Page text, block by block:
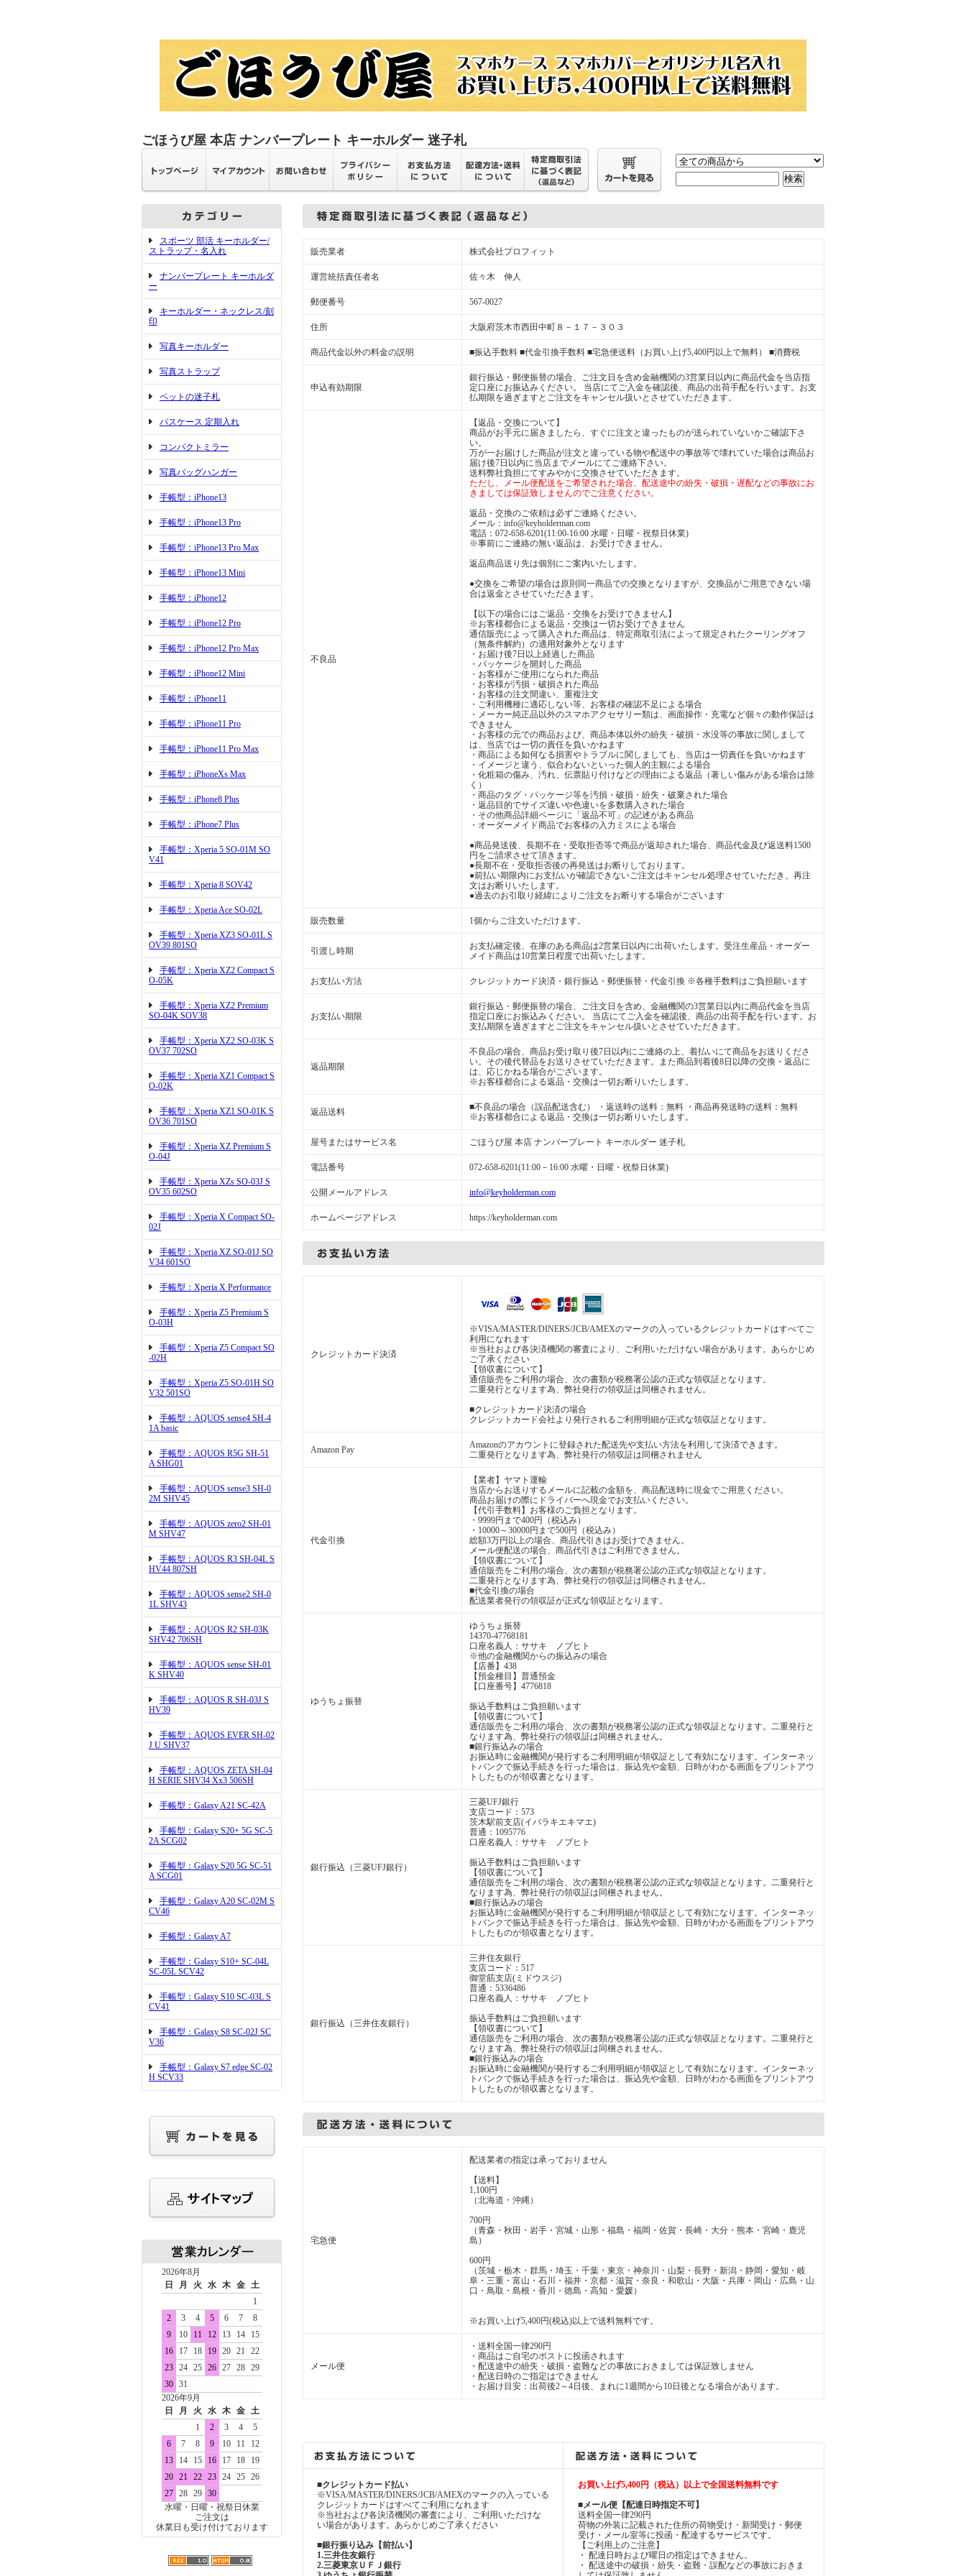
ごほうび屋 本店 ナンバープレート キーホルダー 迷子札
スポーツ 部活 キーホルダー/
ストラップ・名入れ
ナンバープレート キーホルダ
ー
キーホルダー・ネックレス/刻
印
写真キーホルダー
写真ストラップ
ペットの迷子札
パスケース 定期入れ
コンパクトミラー
写真バッグハンガー
手帳型：iPhone13
手帳型：iPhone13 Pro
手帳型：iPhone13 Pro Max
手帳型：iPhone13 Mini
手帳型：iPhone12
手帳型：iPhone12 Pro
手帳型：iPhone12 Pro Max
手帳型：iPhone12 Mini
手帳型：iPhone11
手帳型：iPhone11 Pro
手帳型：iPhone11 Pro Max
手帳型：iPhoneXs Max
手帳型：iPhone8 Plus
手帳型：iPhone7 Plus
手帳型：Xperia 5 SO-01M SO
V41
手帳型：Xperia 8 SOV42
手帳型：Xperia Ace SO-02L
手帳型：Xperia XZ3 SO-01L S
OV39 801SO
手帳型：Xperia XZ2 Compact S
O-05K
手帳型：Xperia XZ2 Premium
SO-04K SOV38
手帳型：Xperia XZ2 SO-03K S
OV37 702SO
手帳型：Xperia XZ1 Compact S
O-02K
手帳型：Xperia XZ1 SO-01K S
OV36 701SO
手帳型：Xperia XZ Premium S
O-04J
手帳型：Xperia XZs SO-03J S
OV35 602SO
手帳型：Xperia X Compact SO-
02J
手帳型：Xperia XZ SO-01J SO
V34 601SO
手帳型：Xperia X Performance
手帳型：Xperia Z5 Premium S
O-03H
手帳型：Xperia Z5 Compact SO
-02H
手帳型：Xperia Z5 SO-01H SO
V32 501SO
手帳型：AQUOS sense4 SH-4
1A basic
手帳型：AQUOS R5G SH-51
A SHG01
手帳型：AQUOS sense3 SH-0
2M SHV45
手帳型：AQUOS zero2 SH-01
M SHV47
手帳型：AQUOS R3 SH-04L S
HV44 807SH
手帳型：AQUOS sense2 SH-0
1L SHV43
手帳型：AQUOS R2 SH-03K
SHV42 706SH
手帳型：AQUOS sense SH-01
K SHV40
手帳型：AQUOS R SH-03J S
HV39
手帳型：AQUOS EVER SH-02
J U SHV37
手帳型：AQUOS ZETA SH-04
H SERIE SHV34 Xx3 506SH
手帳型：Galaxy A21 SC-42A
手帳型：Galaxy S20+ 5G SC-5
2A SCG02
手帳型：Galaxy S20 5G SC-51
A SCG01
手帳型：Galaxy A20 SC-02M S
CV46
手帳型：Galaxy A7
手帳型：Galaxy S10+ SC-04L
SC-05L SCV42
手帳型：Galaxy S10 SC-03L S
CV41
手帳型：Galaxy S8 SC-02J SC
V36
手帳型：Galaxy S7 edge SC-02
H SCV33
2026年8月
日
月 火 水 木 金
土
1
2
3 4 5 6 7
8
9
10 11 12 13 14
15
16
17 18 19 20 21
22
23
24 25 26 27 28
29
30
31
2026年9月
日
月 火 水 木 金
土
1
2 3 4
5
6
7 8 9 10 11
12
13
14 15 16 17 18
19
20
21 22 23 24 25
26
27
28 29
30
水曜・日曜・祝祭日休業
ご注文は
休業日も受け付けております
販売業者 株式会社プロフィット
運営統括責任者名 佐々木 伸人
郵便番号 567-0027
住所 大阪府茨木市西田中町８－１７－３０３
商品代金以外の料金の説明 ■振込手数料 ■代金引換手数料 ■宅急便送料（お買い上げ5,400円以上で無料） ■消費税
申込有効期限
銀行振込・郵便振替の場合、ご注文日を含め金融機関の3営業日以内に商品代金を当店指
定口座にお振込みください。 当店にてご入金を確認後、商品の出荷手配を行います。お支
払期限を過ぎますとご注文をキャンセル扱いとさせていただきます。
不良品
【返品・交換について】
商品がお手元に届きましたら、すぐに注文と違ったものが送られていないかご確認下さ
い。
万が一お届けした商品が注文と違っている物や配送中の事故等で壊れていた場合は商品お
届け後7日以内に当店までメールにてご連絡下さい。
送料弊社負担にてすみやかに交換させていただきます。
ただし、メール便配送をご希望された場合、配送途中の紛失・破損・遅配などの事故にお
きましては保証致しませんのでご注意ください。
返品・交換のご依頼は必ずご連絡ください。
メール：info@keyholderman.com
電話：072-658-6201(11:00-16:00 水曜・日曜・祝祭日休業)
※事前にご連絡の無い返品は、お受けできません。
返品商品送り先は個別にご案内いたします。
●交換をご希望の場合は原則同一商品での交換となりますが、交換品がご用意できない場
合は返金とさせていただきます。
【以下の場合にはご返品・交換をお受けできません】
※お客様都合による返品・交換は一切お受けできません
通信販売によって購入された商品は、特定商取引法によって規定されたクーリングオフ
（無条件解約）の適用対象外となります
・お届け後7日以上経過した商品
・パッケージを開封した商品
・お客様がご使用になられた商品
・お客様が汚損・破損された商品
・お客様の注文間違い、重複注文
・ご利用機種に適応しない等、お客様の確認不足による場合
・メーカー純正品以外のスマホアクセサリー類は、画面操作・充電など個々の動作保証は
できません
・お客様の元での商品および、商品本体以外の紛失・破損・水没等の事故に関しまして
は、当店では一切の責任を負いかねます
・商品による如何なる損害やトラブルに関しましても、当店は一切責任を負いかねます
・イメージと違う、似合わないといった個人的主観による場合
・化粧箱の傷み、汚れ、伝票貼り付けなどの理由による返品（著しい傷みがある場合は除
く）
・商品のタグ・パッケージ等を汚損・破損・紛失・破棄された場合
・返品目的でサイズ違いや色違いを多数購入された場合
・その他商品詳細ページに「返品不可」の記述がある商品
・オーダーメイド商品でお客様の入力ミスによる場合
●商品発送後、長期不在・受取拒否等で商品が返却された場合、商品代金及び返送料1500
円をご請求させて頂きます。
●長期不在・受取拒否後の再発送はお断りしております。
●前払い期限内にお支払いが確認できないご注文はキャンセル処理させていただき、再注
文はお断りいたします。
●過去のお引取り経緯によりご注文をお断りする場合がございます
販売数量 1個からご注文いただけます。
引渡し時期
お支払確定後、在庫のある商品は2営業日以内に出荷いたします。受注生産品・オーダー
メイド商品は10営業日程度で出荷いたします。
お支払い方法 クレジットカード決済・銀行振込・郵便振替・代金引換 ※各種手数料はご負担願います
お支払い期限
銀行振込・郵便振替の場合、ご注文日を含め、金融機関の3営業日以内に商品代金を当店
指定口座にお振込みください。 当店にてご入金を確認後、商品の出荷手配を行います。お
支払期限を過ぎますとご注文をキャンセル扱いとさせていただきます。
返品期限
不良品の場合、商品お受け取り後7日以内にご連絡の上、着払いにて商品をお送りくださ
い。その後代替品をお送りさせていただきます。また商品到着後8日以降の交換・返品に
は、応じかねる場合がございます。
※お客様都合による返品・交換は一切お断りいたします。
返品送料
■不良品の場合（誤品配送含む） ・返送時の送料：無料 ・商品再発送時の送料：無料
※お客様都合による返品・交換は一切お断りいたします。
屋号またはサービス名 ごほうび屋 本店 ナンバープレート キーホルダー 迷子札
電話番号 072-658-6201(11:00－16:00 水曜・日曜・祝祭日休業)
公開メールアドレス info@keyholderman.com
ホームページアドレス https://keyholderman.com
クレジットカード決済
※VISA/MASTER/DINERS/JCB/AMEXのマークの入っているクレジットカードはすべてご
利用になれます
※当社および各決済機関の審査により、ご利用いただけない場合があります。あらかじめ
ご了承ください
【領収書について】
通信販売をご利用の場合、次の書類が税務署公認の正式な領収証となります。
二重発行となります為、弊社発行の領収証は同梱されません。
■クレジットカード決済の場合
クレジットカード会社より発行されるご利用明細が正式な領収証となります。
Amazon Pay
Amazonのアカウントに登録された配送先や支払い方法を利用して決済できます。
二重発行となります為、弊社発行の領収証は同梱されません
代金引換
【業者】ヤマト運輸
当店からお送りするメールに記載の金額を、商品配送時に現金でご用意ください。
商品お届けの際にドライバーへ現金でお支払いください。
【代引手数料】お客様のご負担となります。
・9999円まで400円（税込み）
・10000～30000円まで500円（税込み）
総額3万円以上の場合、商品代引きはお受けできません。
メール便配送の場合、商品代引きはご利用できません。
【領収書について】
通信販売をご利用の場合、次の書類が税務署公認の正式な領収証となります。
二重発行となります為、弊社発行の領収証は同梱されません。
■代金引換の場合
配送業者発行の領収証が正式な領収証となります。
ゆうちょ振替
ゆうちょ振替
14370-47768181
口座名義人：ササキ ノブヒト
※他の金融機関からの振込みの場合
【店番】438
【預金種目】普通預金
【口座番号】4776818
振込手数料はご負担願います
【領収書について】
通信販売をご利用の場合、次の書類が税務署公認の正式な領収証となります。二重発行と
なります為、弊社発行の領収証は同梱されません。
■銀行振込みの場合
お振込時に金融機関が発行するご利用明細が領収証として有効になります。インターネッ
トバンクで振込手続きを行った場合は、振込先や金額、日時がわかる画面をプリントアウ
トしたものが領収書となります。
銀行振込（三菱UFJ銀行）
三菱UFJ銀行
支店コード：573
茨木駅前支店(イバラキエキマエ)
普通：1095776
口座名義人：ササキ ノブヒト
振込手数料はご負担願います
【領収書について】
通信販売をご利用の場合、次の書類が税務署公認の正式な領収証となります。二重発行と
なります為、弊社発行の領収証は同梱されません。
■銀行振込みの場合
お振込時に金融機関が発行するご利用明細が領収証として有効になります。インターネッ
トバンクで振込手続きを行った場合は、振込先や金額、日時がわかる画面をプリントアウ
トしたものが領収書となります。
銀行振込（三井住友銀行）
三井住友銀行
支店コード：517
御堂筋支店(ミドウスジ)
普通：5336486
口座名義人：ササキ ノブヒト
振込手数料はご負担願います
【領収書について】
通信販売をご利用の場合、次の書類が税務署公認の正式な領収証となります。二重発行と
なります為、弊社発行の領収証は同梱されません。
■銀行振込みの場合
お振込時に金融機関が発行するご利用明細が領収証として有効になります。インターネッ
トバンクで振込手続きを行った場合は、振込先や金額、日時がわかる画面をプリントアウ
トしたものが領収書となります。
宅急便
配送業者の指定は承っておりません
【送料】
1,100円
（北海道・沖縄）
700円
（青森・秋田・岩手・宮城・山形・福島・福岡・佐賀・長崎・大分・熊本・宮崎・鹿児
島）
600円
（茨城・栃木・群馬・埼玉・千葉・東京・神奈川・山梨・長野・新潟・静岡・愛知・岐
阜・三重・富山・石川・福井・京都・滋賀・奈良・和歌山・大阪・兵庫・岡山・広島・山
口・鳥取・島根・香川・徳島・高知・愛媛）
※お買い上げ5,400円(税込)以上で送料無料です。
メール便
・送料全国一律290円
・商品はご自宅のポストに投函されます
・配送途中の紛失・破損・盗難などの事故におきましては保証致しません
・配送日時のご指定はできません
・お届け目安：出荷後2～4日後、まれに1週間から10日後となる場合があります。
■クレジットカード払い
※VISA/MASTER/DINERS/JCB/AMEXのマークの入っている
クレジットカードはすべてご利用になれます
※当社および各決済機関の審査により、ご利用いただけな
い場合があります。あらかじめご了承ください
■銀行振り込み【前払い】
1.三井住友銀行
2.三菱東京ＵＦＪ銀行
お買い上げ5,400円（税込）以上で全国送料無料です
■メール便【配達日時指定不可】
送料全国一律290円
荷物の外装に記載された住所の荷物受け・新聞受け・郵便
受け・メール室等に投函・配達するサービスです。
【ご利用上のご注意】
・ 配達日時および曜日の指定はできません。
・ 配送途中の破損・紛失・盗難・誤配などの事故におきま